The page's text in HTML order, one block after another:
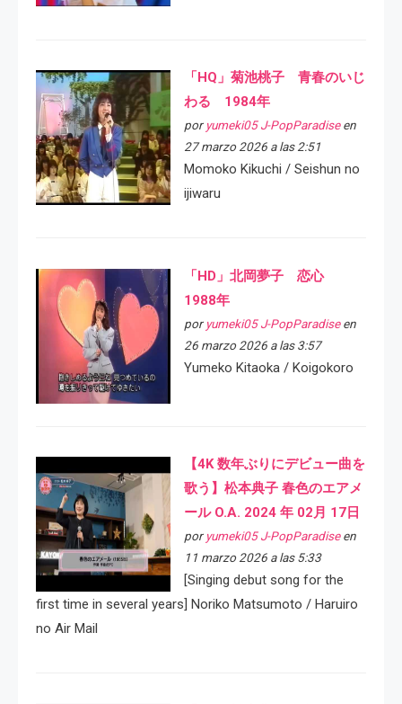
「HQ」菊池桃子 青春のいじ
わる 1984年
por yumeki05 J-PopParadiseen
27 marzo 2026 a las 2:51
Momoko Kikuchi / Seishun no
ijiwaru
「HD」北岡夢子 恋心
1988年
por yumeki05 J-PopParadiseen
26 marzo 2026 a las 3:57
Yumeko Kitaoka / Koigokoro
【4K 数年ぶりにデビュー曲を
歌う】松本典子 春色のエアメ
ール O.A. 2024 年 02月 17日
por yumeki05 J-PopParadiseen
11 marzo 2026 a las 5:33
[Singing debut song for the
first time in several years] Noriko Matsumoto / Haruiro
no Air Mail